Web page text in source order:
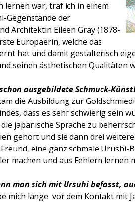
lernen war, traf ich in einem
Gegenstände der
Architektin Eileen Gray (1878-
Europäerin, welche das
hat und damit gestalterisch
seinen ästhetischen Qualitäten
ausgebildete Schmuck-
die Ausbildung zur
dass es sehr schwierig sein
japanische Sprache zu
gehört und sie dann drei
eine ganz schmale
machen und aus Fehlern lernen
man sich mit Ursuhi befasst,
mich lange vor dem Kontakt mit